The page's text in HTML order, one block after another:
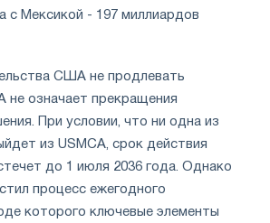
с Мексикой - 197 миллиардов
США не продлевать
не означает прекращения
При условии, что ни одна из
из USMCA, срок действия
до 1 июля 2036 года. Однако
процесс ежегодного
которого ключевые элементы